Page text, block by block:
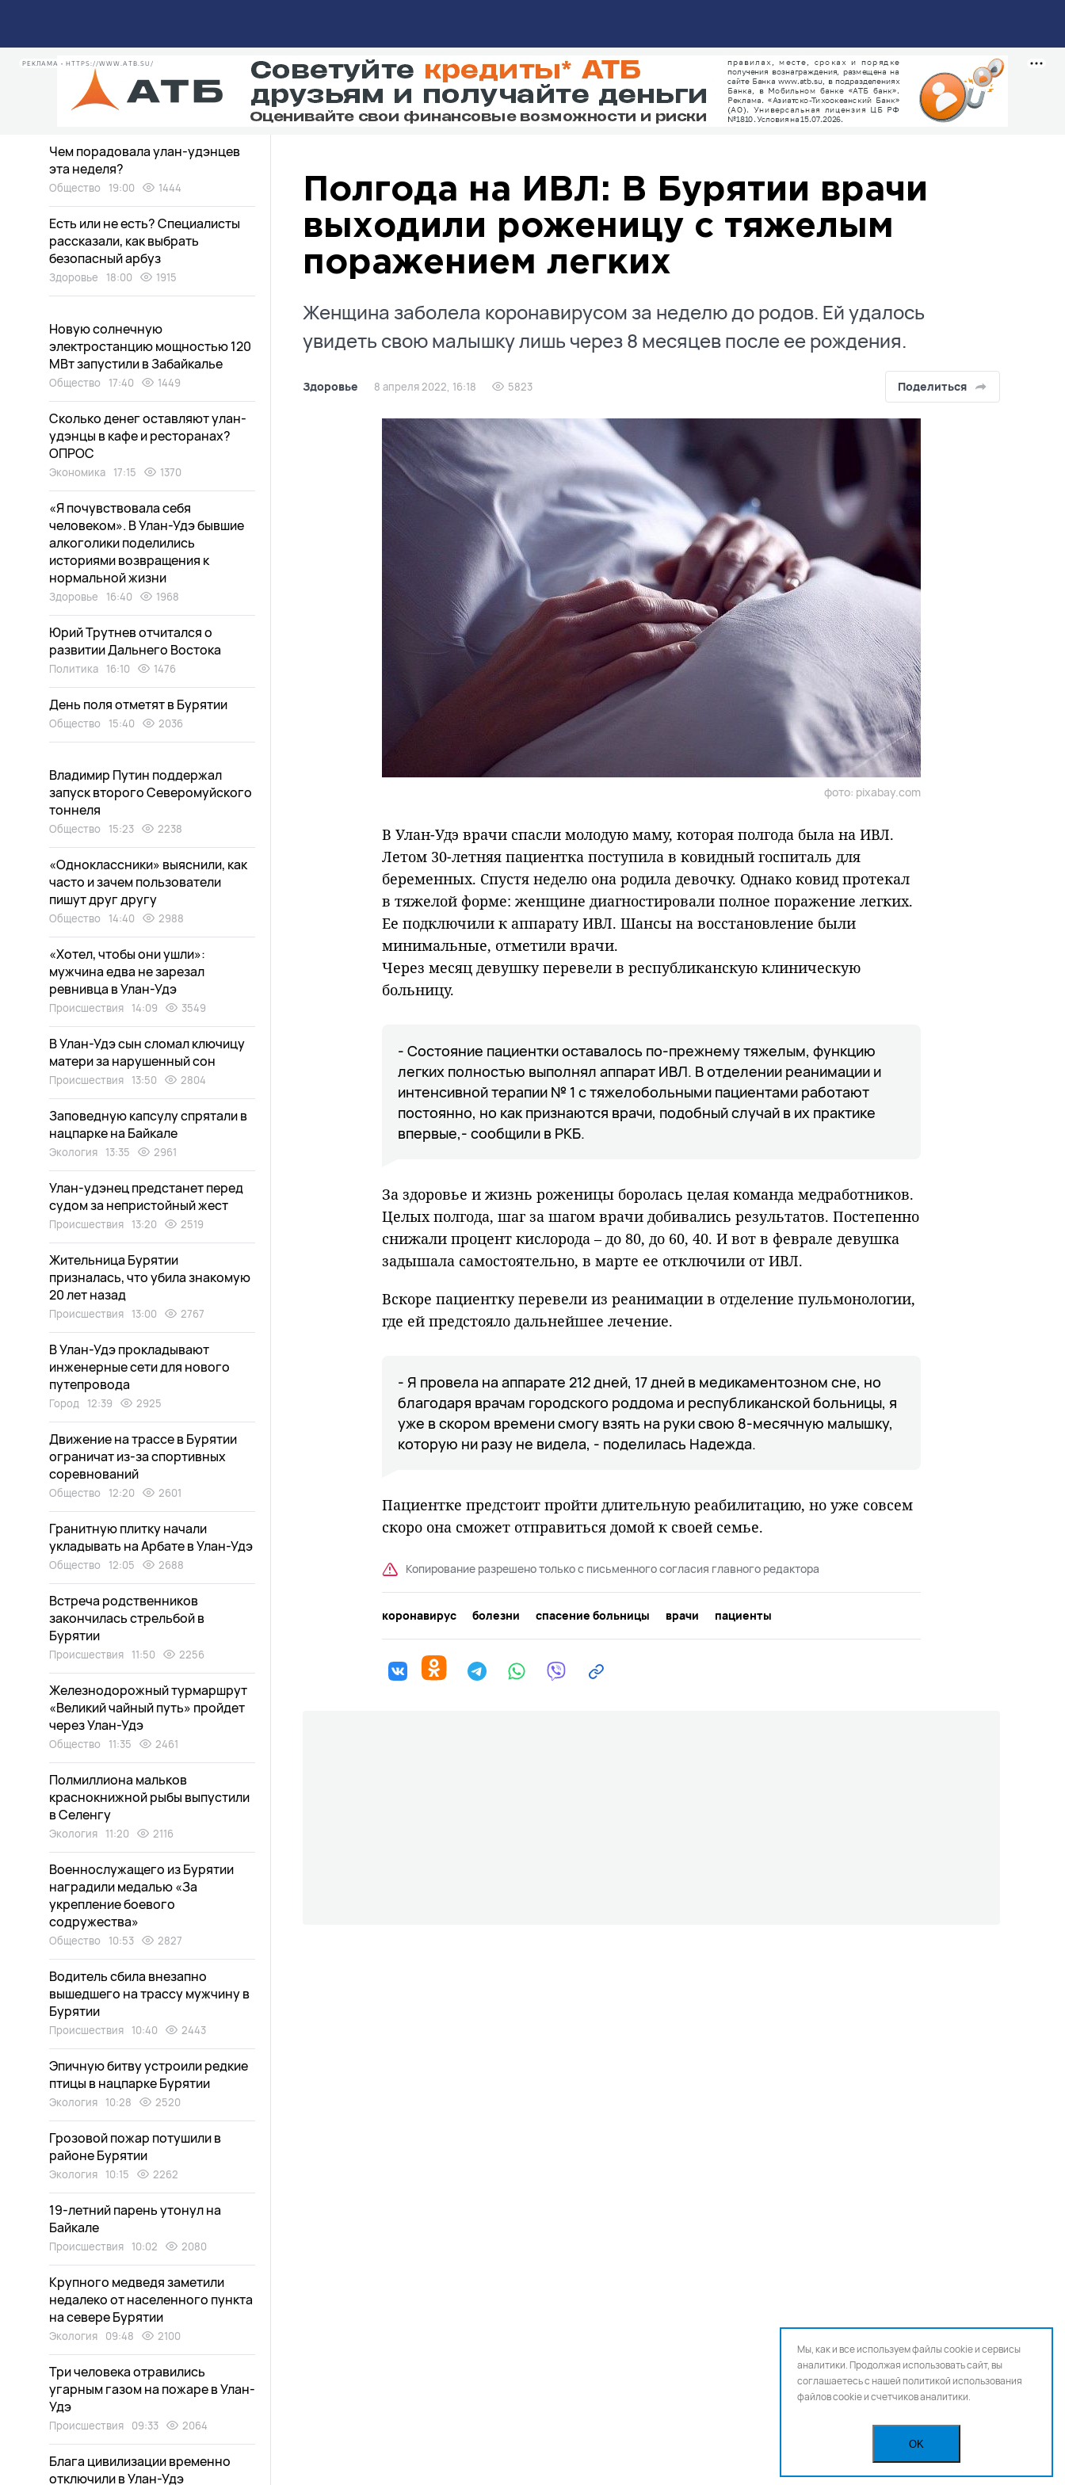
РЕКЛАМА • HTTPS://WWW.ATB.SU/
Полгода на ИВЛ: В Бурятии врачи
выходили роженицу с тяжелым
поражением легких
Женщина заболела коронавирусом за неделю до родов. Ей удалось
увидеть свою малышку лишь через 8 месяцев после ее рождения.
Здоровье 8 апреля 2022, 16:18 5823 Поделиться
фото: pixabay.com
В Улан-Удэ врачи спасли молодую маму, которая полгода была на ИВЛ.
Летом 30-летняя пациентка поступила в ковидный госпиталь для
беременных. Спустя неделю она родила девочку. Однако ковид протекал
в тяжелой форме: женщине диагностировали полное поражение легких.
Ее подключили к аппарату ИВЛ. Шансы на восстановление были
минимальные, отметили врачи.
Через месяц девушку перевели в республиканскую клиническую
больницу.
- Состояние пациентки оставалось по-прежнему тяжелым, функцию
легких полностью выполнял аппарат ИВЛ. В отделении реанимации и
интенсивной терапии № 1 с тяжелобольными пациентами работают
постоянно, но как признаются врачи, подобный случай в их практике
впервые,- сообщили в РКБ.
За здоровье и жизнь роженицы боролась целая команда медработников.
Целых полгода, шаг за шагом врачи добивались результатов. Постепенно
снижали процент кислорода – до 80, до 60, 40. И вот в феврале девушка
задышала самостоятельно, в марте ее отключили от ИВЛ.
Вскоре пациентку перевели из реанимации в отделение пульмонологии,
где ей предстояло дальнейшее лечение.
- Я провела на аппарате 212 дней, 17 дней в медикаментозном сне, но
благодаря врачам городского роддома и республиканской больницы, я
уже в скором времени смогу взять на руки свою 8-месячную малышку,
которую ни разу не видела, - поделилась Надежда.
Пациентке предстоит пройти длительную реабилитацию, но уже совсем
скоро она сможет отправиться домой к своей семье.
Копирование разрешено только с письменного согласия главного редактора
коронавирус болезни спасение больницы врачи пациенты
Дети нашли «аквапарк» в
заброшенном доме в Улан-Удэ
Чем порадовала улан-удэнцев
эта неделя?
Общество 19:00 1444
Есть или не есть? Специалисты
рассказали, как выбрать
безопасный арбуз
Здоровье 18:00 1915
Новую солнечную
электростанцию мощностью 120
МВт запустили в Забайкалье
Общество 17:40 1449
Сколько денег оставляют улан-
удэнцы в кафе и ресторанах?
ОПРОС
Экономика 17:15 1370
«Я почувствовала себя
человеком». В Улан-Удэ бывшие
алкоголики поделились
историями возвращения к
нормальной жизни
Здоровье 16:40 1968
Юрий Трутнев отчитался о
развитии Дальнего Востока
Политика 16:10 1476
День поля отметят в Бурятии
Общество 15:40 2036
Владимир Путин поддержал
запуск второго Северомуйского
тоннеля
Общество 15:23 2238
«Одноклассники» выяснили, как
часто и зачем пользователи
пишут друг другу
Общество 14:40 2988
«Хотел, чтобы они ушли»:
мужчина едва не зарезал
ревнивца в Улан-Удэ
Происшествия 14:09 3549
В Улан-Удэ сын сломал ключицу
матери за нарушенный сон
Происшествия 13:50 2804
Заповедную капсулу спрятали в
нацпарке на Байкале
Экология 13:35 2961
Улан-удэнец предстанет перед
судом за непристойный жест
Происшествия 13:20 2519
Жительница Бурятии
призналась, что убила знакомую
20 лет назад
Происшествия 13:00 2767
В Улан-Удэ прокладывают
инженерные сети для нового
путепровода
Город 12:39 2925
Движение на трассе в Бурятии
ограничат из-за спортивных
соревнований
Общество 12:20 2601
Гранитную плитку начали
укладывать на Арбате в Улан-Удэ
Общество 12:05 2688
Встреча родственников
закончилась стрельбой в
Бурятии
Происшествия 11:50 2256
Железнодорожный турмаршрут
«Великий чайный путь» пройдет
через Улан-Удэ
Общество 11:35 2461
Полмиллиона мальков
краснокнижной рыбы выпустили
в Селенгу
Экология 11:20 2116
Военнослужащего из Бурятии
наградили медалью «За
укрепление боевого
содружества»
Общество 10:53 2827
Водитель сбила внезапно
вышедшего на трассу мужчину в
Бурятии
Происшествия 10:40 2443
Эпичную битву устроили редкие
птицы в нацпарке Бурятии
Экология 10:28 2520
Грозовой пожар потушили в
районе Бурятии
Экология 10:15 2262
19-летний парень утонул на
Байкале
Происшествия 10:02 2080
Крупного медведя заметили
недалеко от населенного пункта
на севере Бурятии
Экология 09:48 2100
Три человека отравились
угарным газом на пожаре в Улан-
Удэ
Происшествия 09:33 2064
Блага цивилизации временно
отключили в Улан-Удэ
Мы, как и все используем файлы cookie и сервисы
аналитики. Продолжая использовать сайт, вы
соглашаетесь с нашейполитикой использования
файлов cookie и счетчиков аналитики.
OK